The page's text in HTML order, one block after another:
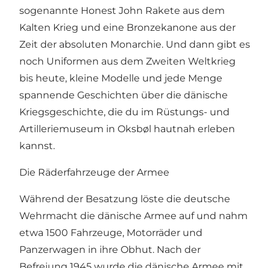
sogenannte Honest John Rakete aus dem
Kalten Krieg und eine Bronzekanone aus der
Zeit der absoluten Monarchie. Und dann gibt es
noch Uniformen aus dem Zweiten Weltkrieg
bis heute, kleine Modelle und jede Menge
spannende Geschichten über die dänische
Kriegsgeschichte, die du im Rüstungs- und
Artilleriemuseum in Oksbøl hautnah erleben
kannst.
Die Räderfahrzeuge der Armee
Während der Besatzung löste die deutsche
Wehrmacht die dänische Armee auf und nahm
etwa 1500 Fahrzeuge, Motorräder und
Panzerwagen in ihre Obhut. Nach der